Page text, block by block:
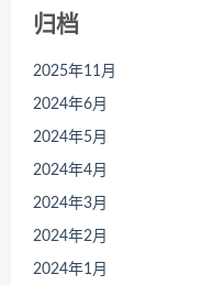
归档
2025年11月
2024年6月
2024年5月
2024年4月
2024年3月
2024年2月
2024年1月